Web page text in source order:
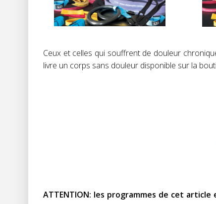
Ceux et celles qui souffrent de douleur
livre un corps sans douleur disponible sur la
ATTENTION: les programmes de cet